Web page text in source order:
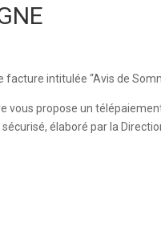
facture intitulée “Avis de
vous propose un
sécurisé, élaboré par la